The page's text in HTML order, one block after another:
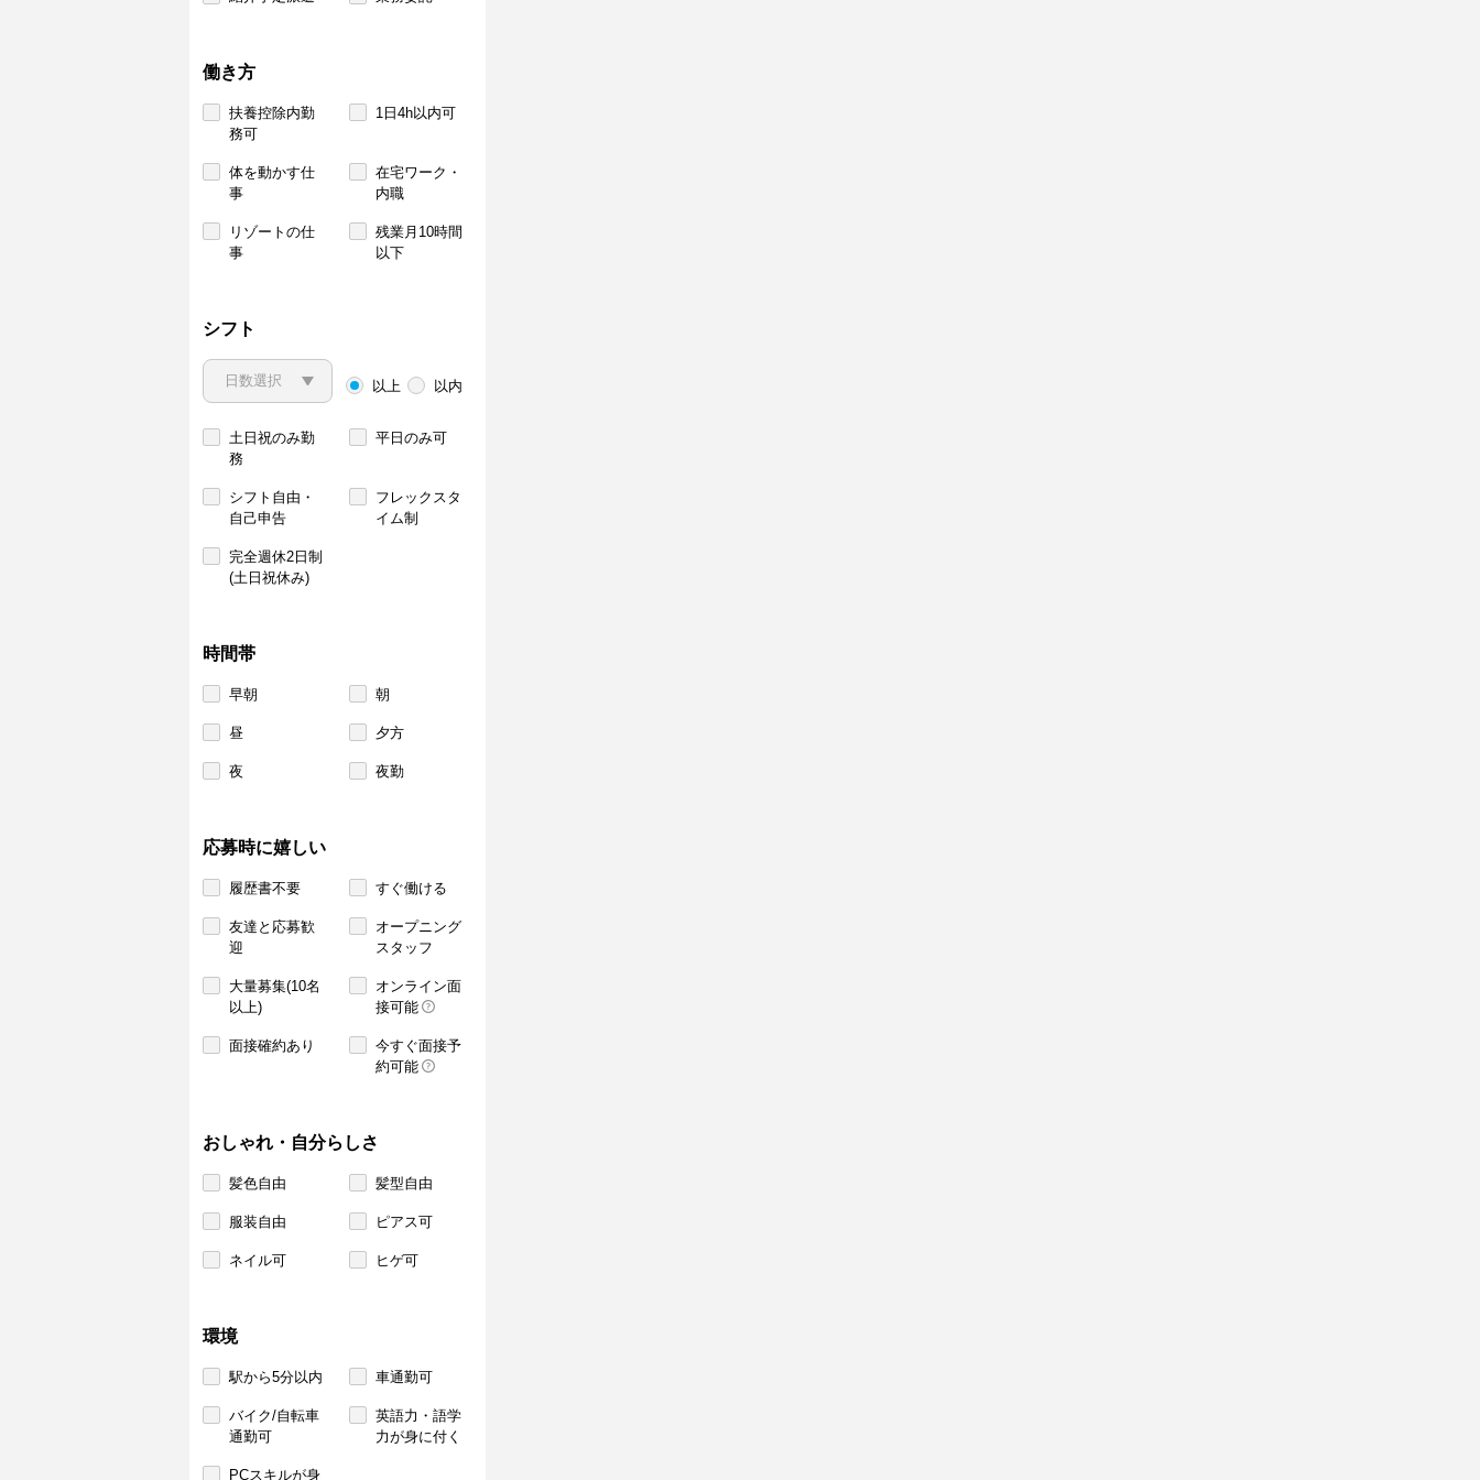
働き方
扶養控除内勤
務可
1日4h以内可
体を動かす仕
事
在宅ワーク・
内職
リゾートの仕
事
残業月10時間
以下
シフト
以上 以内
土日祝のみ勤
務
平日のみ可
シフト自由・
自己申告
フレックスタ
イム制
完全週休2日制
(土日祝休み)
時間帯
早朝 朝
昼 夕方
夜 夜勤
応募時に嬉しい
履歴書不要 すぐ働ける
友達と応募歓
迎
オープニング
スタッフ
大量募集(10名
以上)
オンライン面
接可能
面接確約あり
今すぐ面接予
約可能
おしゃれ・自分らしさ
髪色自由 髪型自由
服装自由 ピアス可
ネイル可 ヒゲ可
環境
駅から5分以内 車通勤可
バイク/自転車
通勤可
英語力・語学
力が身に付く
PCスキルが身